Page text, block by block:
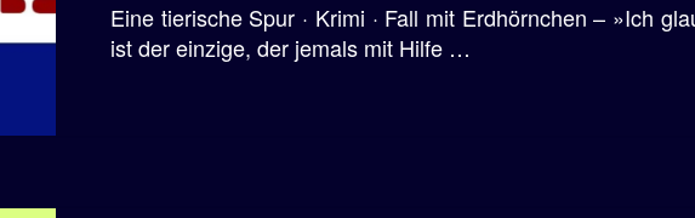
Eine tierische Spur · Krimi · Fall mit Erdhörnchen – »Ich
ist der einzige, der jemals mit Hilfe …